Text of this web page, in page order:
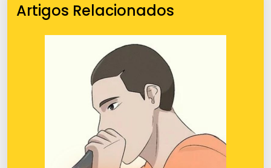
Artigos Relacionados